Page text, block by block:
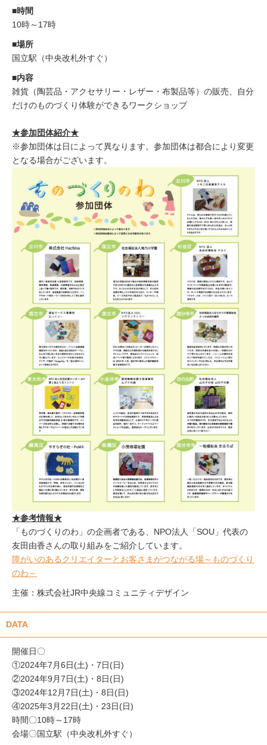
■時間
10時～17時
■場所
国立駅（中央改札外すぐ）
■内容
雑貨（陶芸品・アクセサリー・レザー・布製品等）の販売、自分
だけのものづくり体験ができるワークショップ
★参加団体紹介★
※参加団体は日によって異なります。参加団体は都合により変更
となる場合がございます。
★参考情報★
「ものづくりのわ」の企画者である、NPO法人「SOU」代表の
友田由香さんの取り組みをご紹介しています。
障がいのあるクリエイターとお客さまがつながる場～ものづくり
のわ～
主催：株式会社JR中央線コミュニティデザイン
DATA
開催日〇
①2024年7月6日(土)・7日(日)
②2024年9月7日(土)・8日(日)
③2024年12月7日(土)・8日(日)
④2025年3月22日(土)・23日(日)
時間〇10時～17時
会場〇国立駅（中央改札外すぐ）